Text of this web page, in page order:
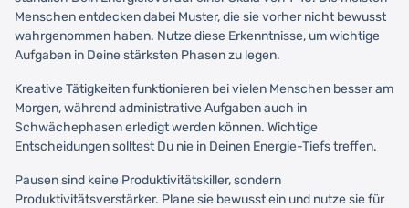
Menschen entdecken dabei Muster, die sie vorher nicht bewusst
wahrgenommen haben. Nutze diese Erkenntnisse, um wichtige
Aufgaben in Deine stärksten Phasen zu legen.
Kreative Tätigkeiten funktionieren bei vielen Menschen besser am
Morgen, während administrative Aufgaben auch in
Schwächephasen erledigt werden können. Wichtige
Entscheidungen solltest Du nie in Deinen Energie-Tiefs treffen.
Pausen sind keine Produktivitätskiller, sondern
Produktivitätsverstärker. Plane sie bewusst ein und nutze sie für